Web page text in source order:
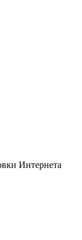
Интернета